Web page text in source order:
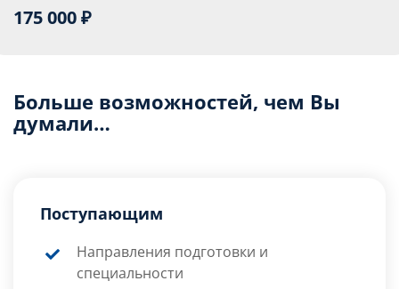
175 000 ₽
Больше возможностей, чем Вы
думали…
Поступающим
Направления подготовки и
специальности